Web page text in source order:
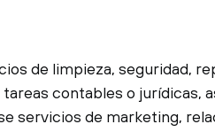
de limpieza, seguridad,
contables o jurídicas,
servicios de marketing,